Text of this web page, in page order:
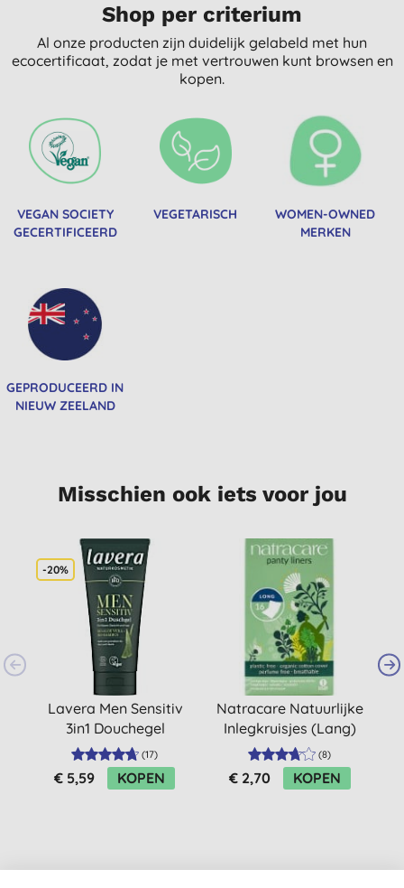
Shop per criterium
Al onze producten zijn duidelijk gelabeld met hun
ecocertificaat, zodat je met vertrouwen kunt browsen en
kopen.
VEGAN SOCIETY
GECERTIFICEERD
VEGETARISCH
WOMEN-OWNED
MERKEN
GEPRODUCEERD IN
NIEUW ZEELAND
Misschien ook iets voor jou
-20%
Lavera Men Sensitiv
3in1 Douchegel
(17)
€ 5,59 KOPEN
Natracare Natuurlijke
Inlegkruisjes (Lang)
(8)
€ 2,70 KOPEN